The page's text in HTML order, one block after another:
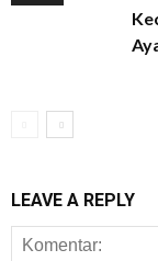
LEAVE A REPLY